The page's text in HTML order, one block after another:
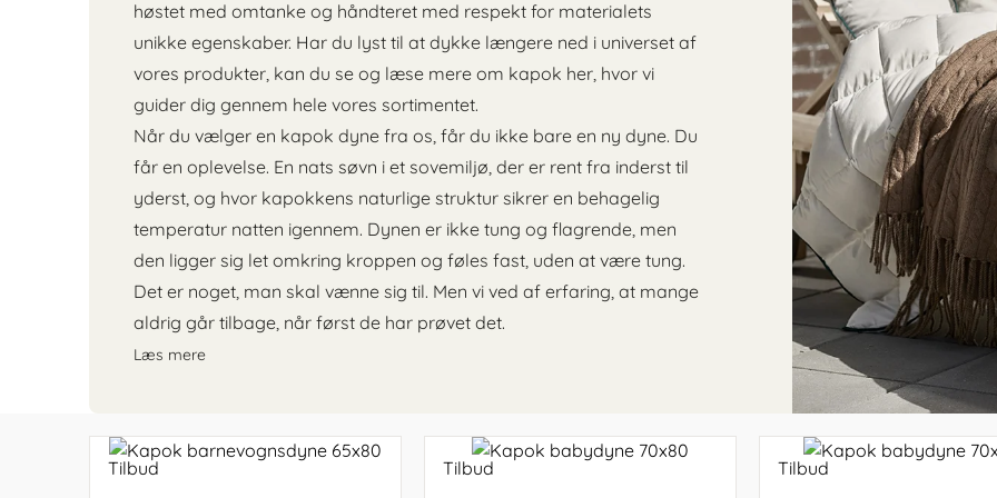
Kapok indsats til autostol
Kapok babynest
Sommerdyner
Vinterdyner
240x220 dyne
skarp pris lige her
60x70 puder
bruge hovedpude?
Voksenmadras
Tillægsmadras
Juno sengen
Sebra senge
Oliver Wood
senge
140x200 madras
160x200
180x200
madras
200x200 topmadras
Juniorseng
Voksenseng
200x200 rullemadras
en kapok rullemadras
160x200
sengeramme
180x200
sengeramme
140x200
sengegavle
160x200
sengegavle
180x200
sengegavle
Lamelbunde
Sæbebar
Bademåtter
160x200
180x200
Stokke Sleepi Mini
Babybay XXL
babyseng
Oliver
Oliver
Topmadras tilbud
Rullemadrasser tilbud
spild af jordens
høstet med omtanke og håndteret med respekt for materialets
unikke egenskaber. Har du lyst til at dykke længere ned i universet af
vores produkter, kan du se og læse mere om kapok her, hvor vi
guider dig gennem hele vores sortimentet.
Når du vælger en kapok dyne fra os, får du ikke bare en ny dyne. Du
får en oplevelse. En nats søvn i et sovemiljø, der er rent fra inderst til
yderst, og hvor kapokkens naturlige struktur sikrer en behagelig
temperatur natten igennem. Dynen er ikke tung og flagrende, men
den ligger sig let omkring kroppen og føles fast, uden at være tung.
Det er noget, man skal vænne sig til. Men vi ved af erfaring, at mange
aldrig går tilbage, når først de har prøvet det.
Læs mere
Tilbud Tilbud Tilbud